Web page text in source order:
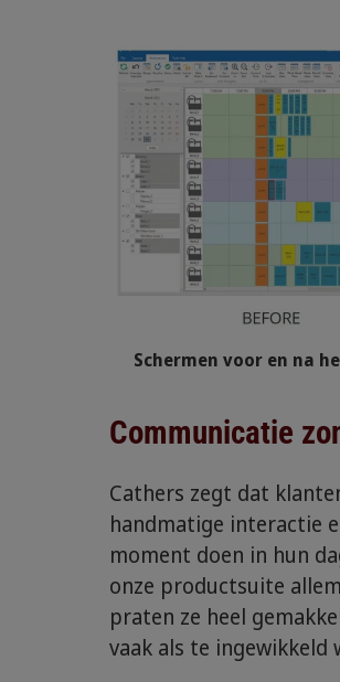
Schermen voor en na
Communicatie
Cathers zegt dat
handmatige interactie
moment doen in hun
onze productsuite
praten ze heel
vaak als te